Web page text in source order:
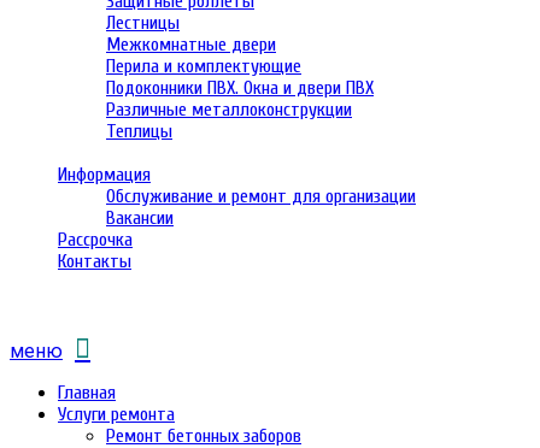
Лестницы
Межкомнатные двери
Перила и комплектующие
Подоконники ПВХ. Окна и двери ПВХ
Различные металлоконструкции
Теплицы
Информация
Обслуживание и ремонт для организации
Вакансии
Рассрочка
Контакты
меню
Главная
Услуги ремонта
Ремонт бетонных заборов